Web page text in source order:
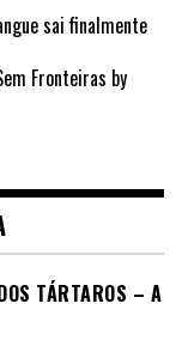
sai finalmente
Fronteiras by
TÁRTAROS – A